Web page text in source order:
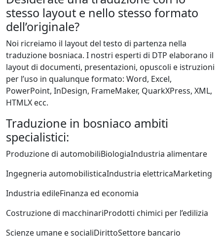
stesso layout e nello stesso formato
dell’originale?
Noi ricreiamo il layout del testo di partenza nella
traduzione bosniaca. I nostri esperti di DTP elaborano il
layout di documenti, presentazioni, opuscoli e istruzioni
per l’uso in qualunque formato: Word, Excel,
PowerPoint, InDesign, FrameMaker, QuarkXPress, XML,
HTMLX ecc.
Traduzione in bosniaco ambiti
specialistici:
Produzione di automobiliBiologiaIndustria alimentare
Ingegneria automobilisticaIndustria elettricaMarketing
Industria edileFinanza ed economia
Costruzione di macchinariProdotti chimici per l’edilizia
Scienze umane e socialiDirittoSettore bancario